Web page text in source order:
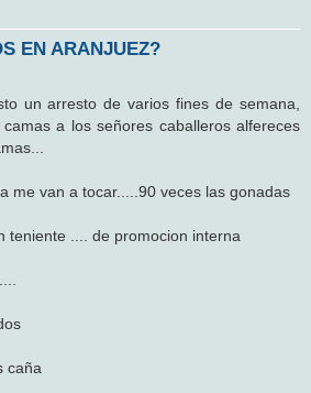
EN ARANJUEZ?
un arresto de varios fines de semana,
a los señores caballeros alfereces
me van a tocar.....90 veces las gonadas
teniente .... de promocion interna
caña